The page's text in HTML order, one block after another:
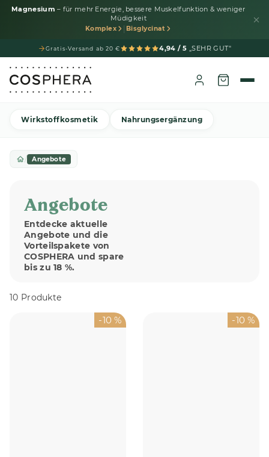
Magnesium – für mehr Energie, bessere Muskelfunktion & weniger
Müdigkeit
Komplex Bisglycinat
Gratis-Versand ab 20 € 4,94 / 5 „SEHR GUT"
Wirkstoffkosmetik Nahrungsergänzung
/ Angebote
Angebote
Entdecke aktuelle
Angebote und die
Vorteilspakete von
COSPHERA und spare
bis zu 18 %.
10 Produkte
-10 % -10 %